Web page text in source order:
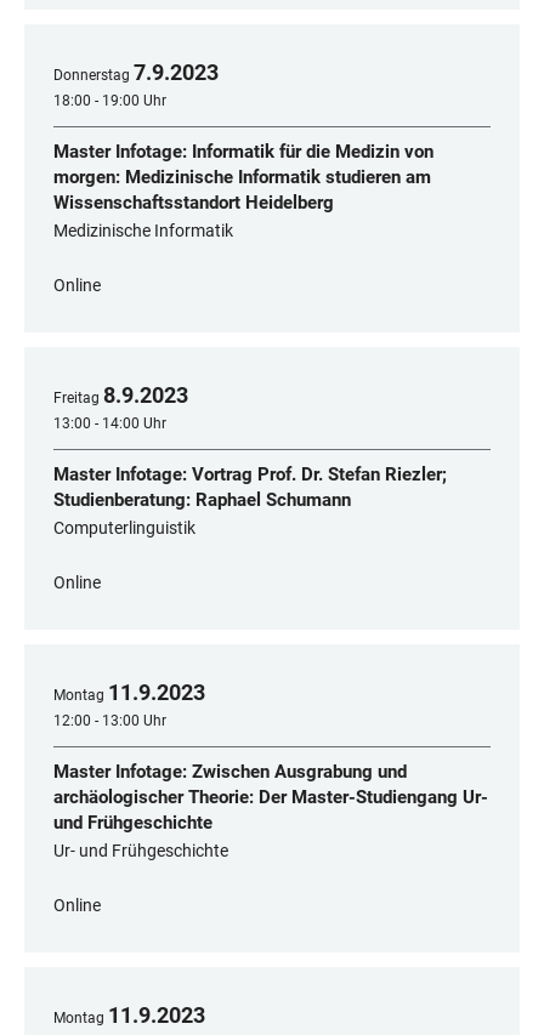
Donnerstag 7.9.2023
18:00 - 19:00 Uhr
Master Infotage: Informatik für die Medizin von
morgen: Medizinische Informatik studieren am
Wissenschaftsstandort Heidelberg
Medizinische Informatik
Online
Freitag 8.9.2023
13:00 - 14:00 Uhr
Master Infotage: Vortrag Prof. Dr. Stefan Riezler;
Studienberatung: Raphael Schumann
Computerlinguistik
Online
Montag 11.9.2023
12:00 - 13:00 Uhr
Master Infotage: Zwischen Ausgrabung und
archäologischer Theorie: Der Master-Studiengang Ur-
und Frühgeschichte
Ur- und Frühgeschichte
Online
Montag 11.9.2023